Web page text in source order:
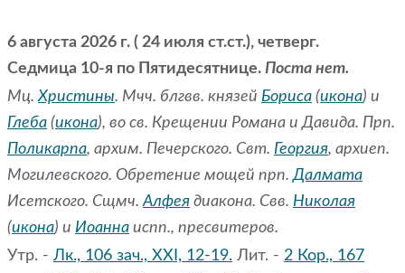
6 августа 2026 г. ( 24 июля ст.ст.), четверг.
Седмица 10-я по Пятидесятнице. Поста нет.
Мц.Христины. Мчч. блгвв. князей Бориса (икона) и
Глеба (икона), во св. Крещении Романа и Давида. Прп.
Поликарпа, архим. Печерского. Свт. Георгия, архиеп.
Могилевского. Обретение мощей прп.Далмата
Исетского. Сщмч.Алфея диакона. Свв. Николая
(икона) и Иоанна испп., пресвитеров.
Утр. - Лк., 106 зач., XXI, 12-19. Лит. - 2 Кор., 167